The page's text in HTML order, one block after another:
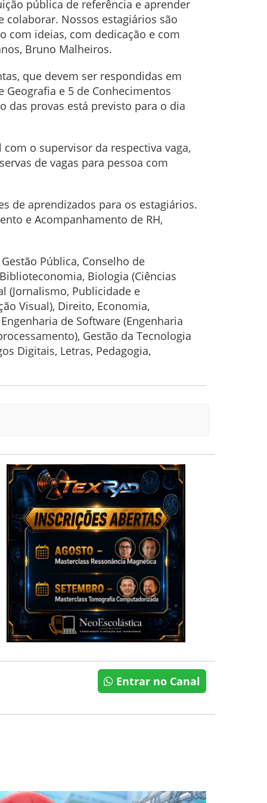
pública de referência e aprender
Nossos estagiários são
com ideias, com dedicação e com
Bruno Malheiros.
que devem ser respondidas em
Geografia e 5 de Conhecimentos
das provas está previsto para o dia
o supervisor da respectiva vaga,
de vagas para pessoa com
de aprendizados para os estagiários.
e Acompanhamento de RH,
Pública, Conselho de
Biologia (Ciências
(Jornalismo, Publicidade e
Visual), Direito, Economia,
de Software (Engenharia
Gestão da Tecnologia
Digitais, Letras, Pedagogia,
Entrar no Canal